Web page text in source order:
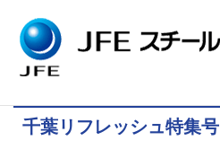
千葉リフレッシュ特集号